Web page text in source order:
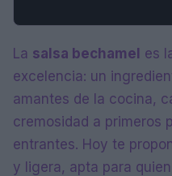
La salsa bechamel es
excelencia: un
amantes de la cocina,
cremosidad a primeros
entrantes. Hoy te
y ligera, apta para